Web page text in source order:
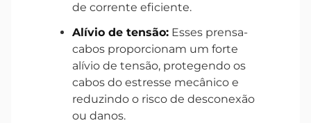
de corrente eficiente.
Alívio de tensão: Esses prensa-
cabos proporcionam um forte
alívio de tensão, protegendo os
cabos do estresse mecânico e
reduzindo o risco de desconexão
ou danos.